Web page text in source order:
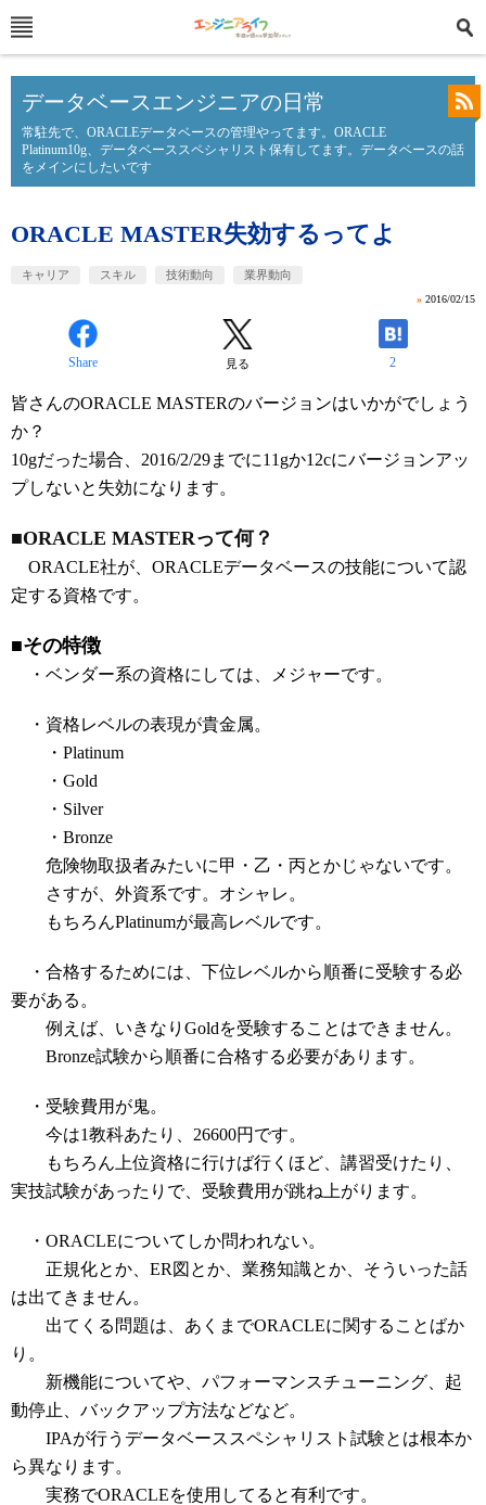
データベースエンジニアの日常
常駐先で、ORACLEデータベースの管理やってます。ORACLE
Platinum10g、データベーススペシャリスト保有してます。データベースの話
をメインにしたいです
ORACLE MASTER失効するってよ
キャリア スキル 技術動向 業界動向
» 2016/02/15
Share 見る 2
皆さんのORACLE MASTERのバージョンはいかがでしょう
か？
10gだった場合、2016/2/29までに11gか12cにバージョンアッ
プしないと失効になります。
■ORACLE MASTERって何？
ORACLE社が、ORACLEデータベースの技能について認
定する資格です。
■その特徴
・ベンダー系の資格にしては、メジャーです。
・資格レベルの表現が貴金属。
・Platinum
・Gold
・Silver
・Bronze
危険物取扱者みたいに甲・乙・丙とかじゃないです。
さすが、外資系です。オシャレ。
もちろんPlatinumが最高レベルです。
・合格するためには、下位レベルから順番に受験する必
要がある。
例えば、いきなりGoldを受験することはできません。
Bronze試験から順番に合格する必要があります。
・受験費用が鬼。
今は1教科あたり、26600円です。
もちろん上位資格に行けば行くほど、講習受けたり、
実技試験があったりで、受験費用が跳ね上がります。
・ORACLEについてしか問われない。
正規化とか、ER図とか、業務知識とか、そういった話
は出てきません。
出てくる問題は、あくまでORACLEに関することばか
り。
新機能についてや、パフォーマンスチューニング、起
動停止、バックアップ方法などなど。
IPAが行うデータベーススペシャリスト試験とは根本か
ら異なります。
実務でORACLEを使用してると有利です。